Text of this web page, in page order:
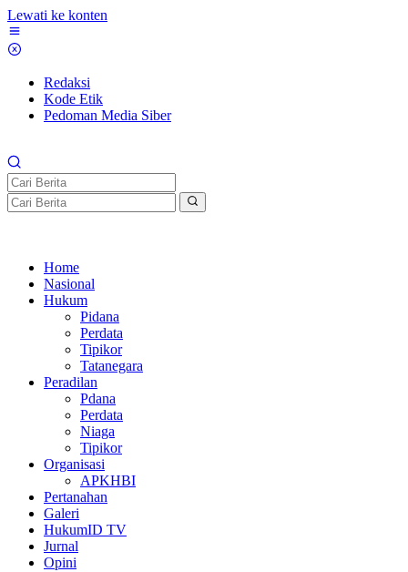
Lewati ke konten
Redaksi
Kode Etik
Pedoman Media Siber
Home
Nasional
Hukum
Pidana
Perdata
Tipikor
Tatanegara
Peradilan
Pdana
Perdata
Niaga
Tipikor
Organisasi
APKHBI
Pertanahan
Galeri
HukumID TV
Jurnal
Opini